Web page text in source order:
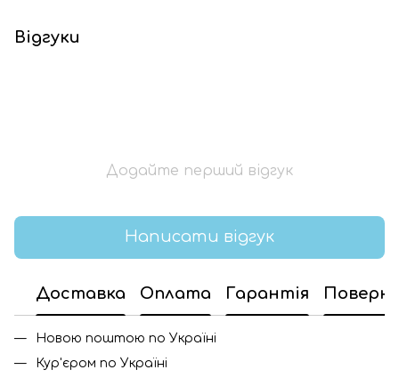
Відгуки
Додайте перший відгук
Написати відгук
Доставка Оплата Гарантія
Новою поштою по Україні
Кур'єром по Україні